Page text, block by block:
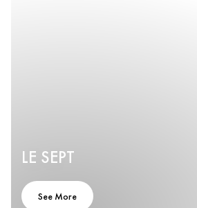
LE SEPT
See More